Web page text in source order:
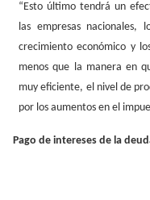
“Esto último tendrá un
las empresas
crecimiento económico y
menos que la manera en
muy eficiente, el nivel de
por los aumentos en el
Pago de intereses de la